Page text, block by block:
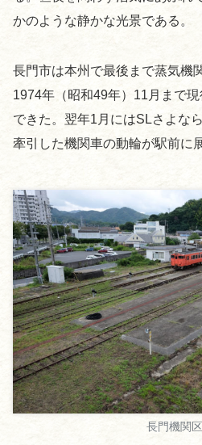
かのような静かな光景である。
長門市は本州で最後まで蒸気機
1974年（昭和49年）11月まで
できた。翌年1月にはSLさよな
牽引した機関車の動輪が駅前に
長門機関